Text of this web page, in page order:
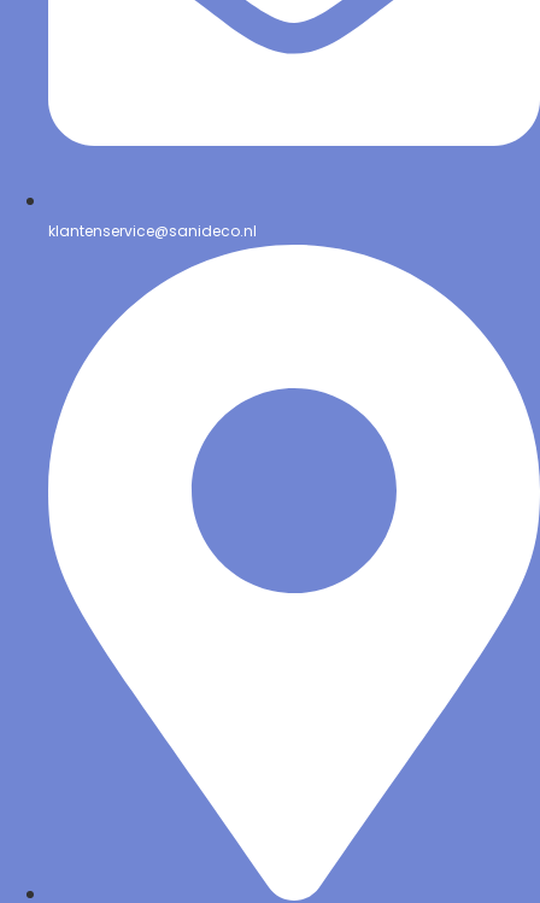
klantenservice@sanideco.nl